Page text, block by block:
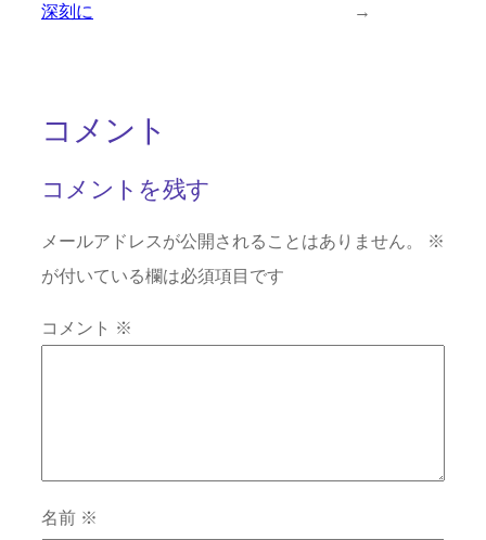
深刻に
→
コメント
コメントを残す
メールアドレスが公開されることはありません。
※
が付いている欄は必須項目です
コメント ※
名前 ※